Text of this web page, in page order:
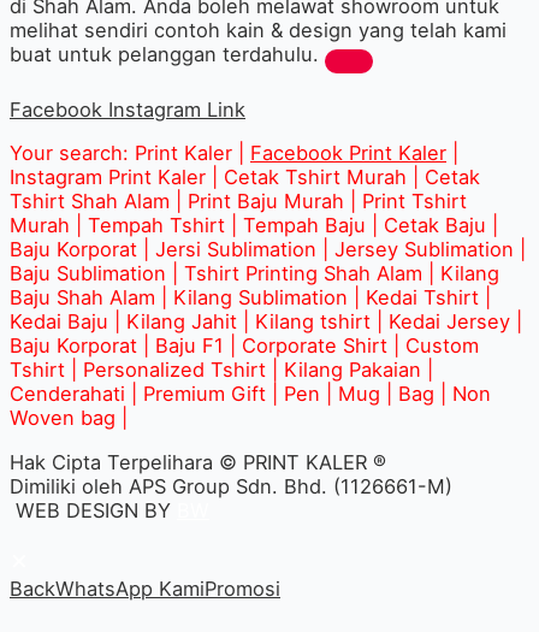
di Shah Alam. Anda boleh melawat showroom untuk
melihat sendiri contoh kain & design yang telah kami
buat untuk pelanggan terdahulu.
Facebook Instagram Link
Your search: Print Kaler | Facebook Print Kaler
Instagram Print Kaler | Cetak Tshirt Murah | Cetak
Tshirt Shah Alam | Print Baju Murah | Print Tshirt
Murah | Tempah Tshirt | Tempah Baju | Cetak Baju |
Baju Korporat | Jersi Sublimation | Jersey Sublimation |
Baju Sublimation | Tshirt Printing Shah Alam | Kilang
Baju Shah Alam | Kilang Sublimation | Kedai Tshirt |
Kedai Baju | Kilang Jahit | Kilang tshirt | Kedai Jersey |
Baju Korporat | Baju F1 | Corporate Shirt | Custom
Tshirt | Personalized Tshirt | Kilang Pakaian |
Cenderahati | Premium Gift | Pen | Mug | Bag | Non
Woven bag |
Hak Cipta Terpelihara © PRINT KALER ®
Dimiliki oleh APS Group Sdn. Bhd. (1126661-M)
WEB DESIGN BY
BackWhatsApp KamiPromosi